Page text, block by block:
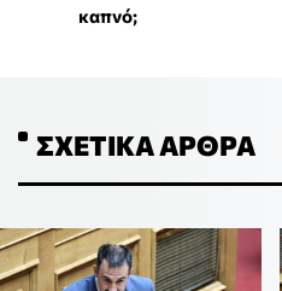
καπνό;
ΣΧΕΤΙΚΆ ΆΡΘΡΑ